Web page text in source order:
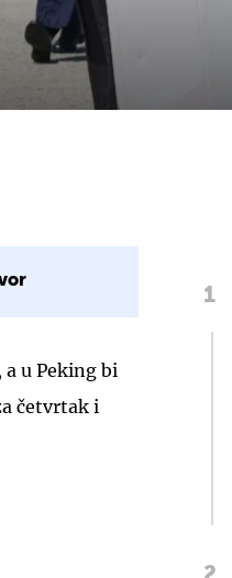
a u Peking bi
četvrtak i